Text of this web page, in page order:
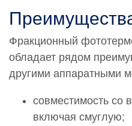
Фракционный
обладает рядом
другими аппаратными
совместимость со
включая смуглую;